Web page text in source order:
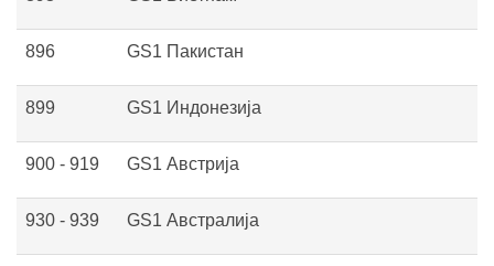
896 GS1 Пакистан
899 GS1 Индонезија
900 - 919 GS1 Австрија
930 - 939 GS1 Австралија